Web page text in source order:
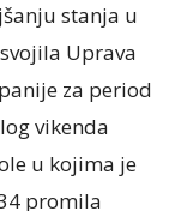
stanja u
Uprava
za period
vikenda
u kojima je
promila